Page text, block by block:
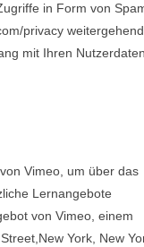
in Form von
privacy
mit Ihren
Vimeo, um über das
Lernangebote
von Vimeo, einem
York, New